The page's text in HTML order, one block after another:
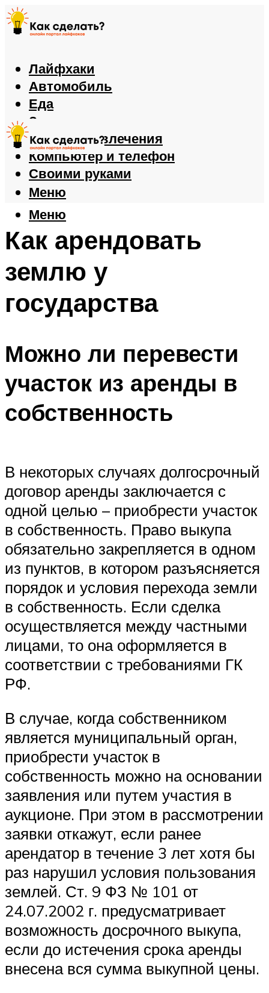
Лайфхаки
Автомобиль
Еда
Здоровье
Игры и развлечения
Компьютер и телефон
Своими руками
Меню
Меню
Как арендовать
землю у
государства
Можно ли перевести
участок из аренды в
собственность
В некоторых случаях долгосрочный
договор аренды заключается с
одной целью – приобрести участок
в собственность. Право выкупа
обязательно закрепляется в одном
из пунктов, в котором разъясняется
порядок и условия перехода земли
в собственность. Если сделка
осуществляется между частными
лицами, то она оформляется в
соответствии с требованиями ГК
РФ.
В случае, когда собственником
является муниципальный орган,
приобрести участок в
собственность можно на основании
заявления или путем участия в
аукционе. При этом в рассмотрении
заявки откажут, если ранее
арендатор в течение 3 лет хотя бы
раз нарушил условия пользования
землей. Ст. 9 ФЗ № 101 от
24.07.2002 г. предусматривает
возможность досрочного выкупа,
если до истечения срока аренды
внесена вся сумма выкупной цены.